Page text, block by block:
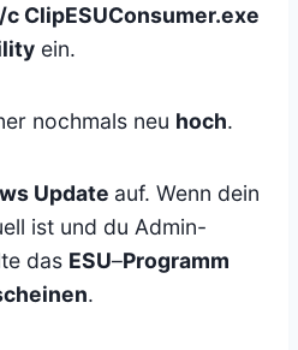
c ClipESUConsumer.exe
ein.
nochmals neu hoch.
Update auf. Wenn dein
ist und du Admin-
das ESU–Programm
.